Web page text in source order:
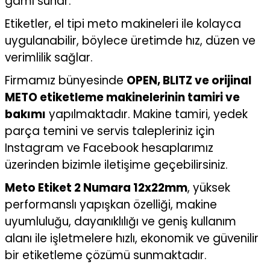
Etiketler, el tipi meto makineleri ile kolayca
uygulanabilir, böylece üretimde hız, düzen ve
verimlilik sağlar.
Firmamız bünyesinde OPEN, BLITZ ve orijinal
METO etiketleme makinelerinin tamiri ve
bakımı yapılmaktadır. Makine tamiri, yedek
parça temini ve servis talepleriniz için
Instagram ve Facebook hesaplarımız
üzerinden bizimle iletişime geçebilirsiniz.
Meto Etiket 2 Numara 12x22mm, yüksek
performanslı yapışkan özelliği, makine
uyumluluğu, dayanıklılığı ve geniş kullanım
alanı ile işletmelere hızlı, ekonomik ve güvenilir
bir etiketleme çözümü sunmaktadır.